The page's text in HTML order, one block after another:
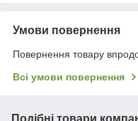
Умови повернення
Повернення товару
Всі умови повернення